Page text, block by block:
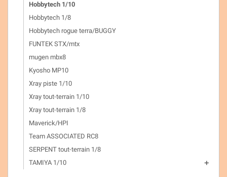
Hobbytech 1/10
Hobbytech 1/8
Hobbytech rogue terra/BUGGY
FUNTEK STX/mtx
mugen mbx8
Kyosho MP10
Xray piste 1/10
Xray tout-terrain 1/10
Xray tout-terrain 1/8
Maverick/HPI
Team ASSOCIATED RC8
SERPENT tout-terrain 1/8
TAMIYA 1/10
add